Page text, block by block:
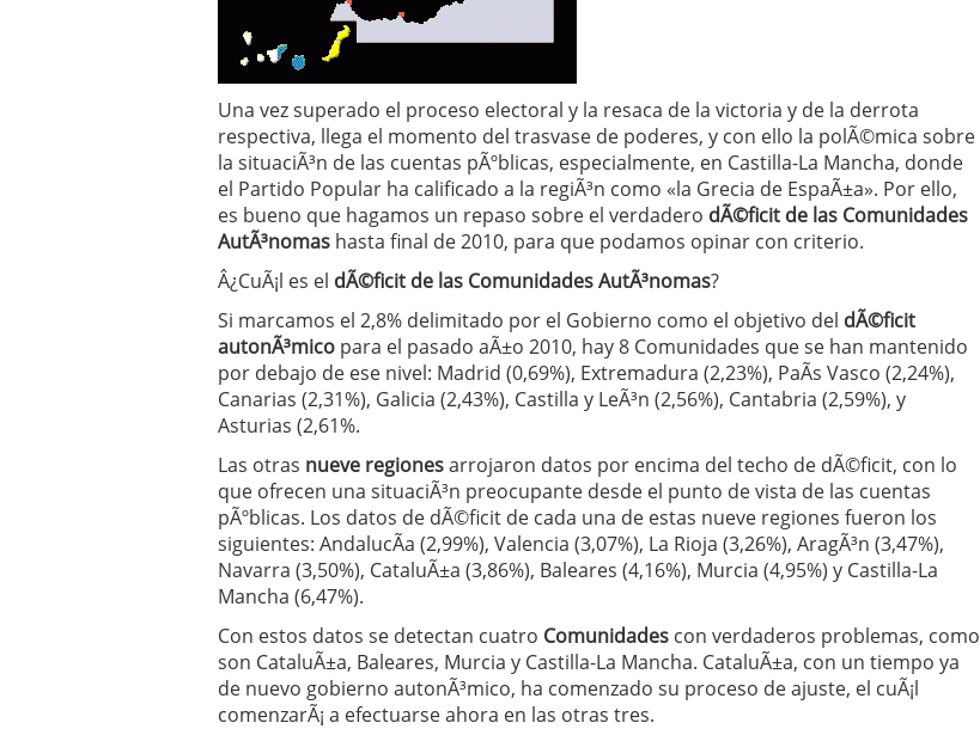
Operar 29/06/2026
Crear empresa online vs proceso tradicional: ventajas reales para pymes
CÃ³mo afrontar una baja mÃ©dica cuando trabajas por cuenta propia
26/05/2026
Una vez superado el proceso electoral y la resaca de la victoria y de la derrota
respectiva, llega el momento del trasvase de poderes, y con ello la polÃ©mica sobre
la situaciÃ³n de las cuentas pÃºblicas, especialmente, en Castilla-La Mancha, donde
el Partido Popular ha calificado a la regiÃ³n como «la Grecia de EspaÃ±a». Por ello,
es bueno que hagamos un repaso sobre el verdadero dÃ©ficit de las Comunidades
AutÃ³nomas hasta final de 2010, para que podamos opinar con criterio.
Â¿CuÃ¡l es el dÃ©ficit de las Comunidades AutÃ³nomas?
Si marcamos el 2,8% delimitado por el Gobierno como el objetivo del dÃ©ficit
autonÃ³mico para el pasado aÃ±o 2010, hay 8 Comunidades que se han mantenido
por debajo de ese nivel: Madrid (0,69%), Extremadura (2,23%), PaÃ­s Vasco (2,24%),
Canarias (2,31%), Galicia (2,43%), Castilla y LeÃ³n (2,56%), Cantabria (2,59%), y
Asturias (2,61%.
Las otras nueve regionesarrojaron datos por encima del techo de dÃ©ficit, con lo
que ofrecen una situaciÃ³n preocupante desde el punto de vista de las cuentas
pÃºblicas. Los datos de dÃ©ficit de cada una de estas nueve regiones fueron los
siguientes: AndalucÃ­a (2,99%), Valencia (3,07%), La Rioja (3,26%), AragÃ³n (3,47%),
Navarra (3,50%), CataluÃ±a (3,86%), Baleares (4,16%), Murcia (4,95%) y Castilla-La
Mancha (6,47%).
Con estos datos se detectan cuatro Comunidades con verdaderos problemas, como
son CataluÃ±a, Baleares, Murcia y Castilla-La Mancha. CataluÃ±a, con un tiempo ya
de nuevo gobierno autonÃ³mico, ha comenzado su proceso de ajuste, el cuÃ¡l
comenzarÃ¡ a efectuarse ahora en las otras tres.